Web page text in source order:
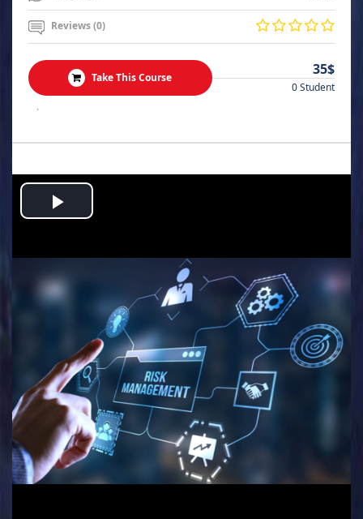
Reviews (0)
Take This Course 35$
0 Student
.
Play
Video